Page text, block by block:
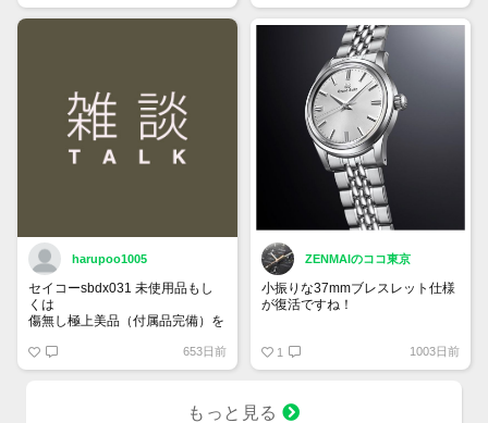
harupoo1005
セイコーsbdx031 未使用品もし
くは
傷無し極上美品（付属品完備）を
653日前
ZENMAIのココ東京
小振りな37mmブレスレット仕様
が復活ですね！
1 1003日前
もっと見る